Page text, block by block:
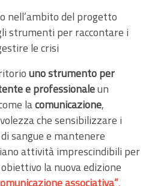
nell’ambito del progetto
strumenti per raccontare i
le crisi
uno strumento per
e professionaleun
lacomunicazione,
che sensibilizzare i
sangue e mantenere
attività imprescindibili per
la nuova edizione
associativa”,